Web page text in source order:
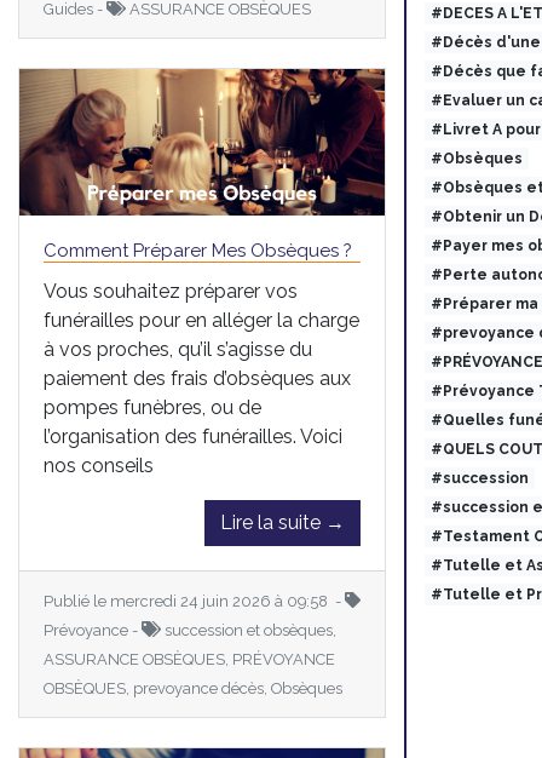
Guides -
ASSURANCE OBSÈQUES
Comment Préparer Mes Obsèques ?
Vous souhaitez préparer vos
funérailles pour en alléger la charge
à vos proches, qu’il s’agisse du
paiement des frais d’obsèques aux
pompes funèbres, ou de
l’organisation des funérailles. Voici
nos conseils
Lire la suite →
Publié le mercredi 24 juin 2026 à 09:58 -
Prévoyance -
succession et obsèques,
ASSURANCE OBSÈQUES, PRÉVOYANCE
OBSÈQUES, prevoyance décès, Obsèques
#DECES A
#Décès
#Décès que
#Evaluer un
#Livret A
#Obsèques
#Obsèques
#Obtenir un
#Payer mes
#Perte
#Préparer ma
#prevoyance
#Prévoyance
#Quelles
#QUELS
#succession
#succession
#Testament
#Tutelle et
#Tutelle et